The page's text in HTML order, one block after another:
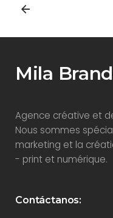
Mila
Agence créative et
Nous sommes
marketing et la
- print et numérique.
Contáctanos: